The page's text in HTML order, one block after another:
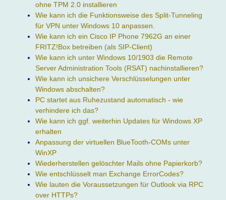
ohne TPM 2.0 installieren
Wie kann ich die Funktionsweise des Split-Tunneling
für VPN unter Windows 10 anpassen.
Wie kann ich ein Cisco IP Phone 7962G an einer
FRITZ!Box betreiben (als SIP-Client)
Wie kann ich unter Windows 10/1903 die Remote
Server Administration Tools (RSAT) nachinstallieren?
Wie kann ich unsichere Verschlüsselungen unter
Windows abschalten?
PC startet aus Ruhezustand automatisch - wie
verhindere ich das?
Wie kann ich ggf. weiterhin Updates für Windows XP
erhalten
Anpassung der virtuellen BlueTooth-COMs unter
WinXP
Wiederherstellen gelöschter Mails ohne Papierkorb?
Wie entschlüsselt man Exchange ErrorCodes?
Wie lauten die Voraussetzungen für Outlook via RPC
over HTTPs?